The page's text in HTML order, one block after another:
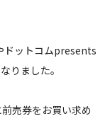
ドットコムpresents
りました。
売券をお買い求め